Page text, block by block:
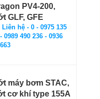
PV4-200,
GLF, GFE
Liên hệ - 0 - 0975 135
0989 490 236 - 0936
máy bơm STAC,
cơ khí type 155A